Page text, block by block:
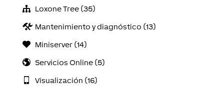
Loxone Tree (35)
Mantenimiento y diagnóstico (13)
Miniserver (14)
Servicios Online (5)
Visualización (16)